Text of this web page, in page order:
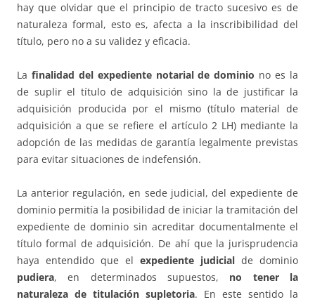
hay que olvidar que el principio de tracto sucesivo es de
naturaleza formal, esto es, afecta a la inscribibilidad del
título, pero no a su validez y eficacia.
La finalidad del expediente notarial de dominio no es la
de suplir el título de adquisición sino la de justificar la
adquisición producida por el mismo (título material de
adquisición a que se refiere el artículo 2 LH) mediante la
adopción de las medidas de garantía legalmente previstas
para evitar situaciones de indefensión.
La anterior regulación, en sede judicial, del expediente de
dominio permitía la posibilidad de iniciar la tramitación del
expediente de dominio sin acreditar documentalmente el
título formal de adquisición. De ahí que la jurisprudencia
haya entendido que el expediente judicial de dominio
pudiera, en determinados supuestos, no tener la
naturaleza de titulación supletoria. En este sentido la